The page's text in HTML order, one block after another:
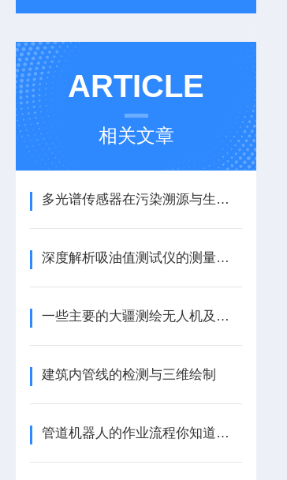
ARTICLE
相关文章
多光谱传感器在污染溯源与生态评估中的应用实践
深度解析吸油值测试仪的测量原理与滴定动力学
一些主要的大疆测绘无人机及其功能介绍
建筑内管线的检测与三维绘制
管道机器人的作业流程你知道吗？